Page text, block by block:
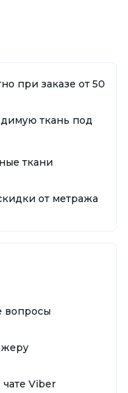
при заказе от 50
ткань под
ткани
от метража
вопросы
Viber